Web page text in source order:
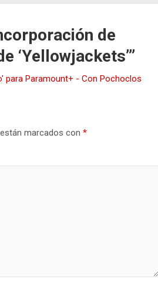
de
‘Yellowjackets’”
para Paramount+ - Con Pochoclos
marcados con *